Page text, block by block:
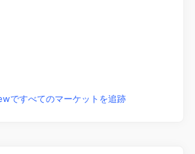
ですべてのマーケットを追跡